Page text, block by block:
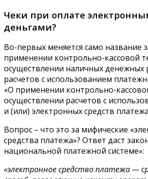
Чеки при оплате
деньгами?
Во-первых меняется само название
применении контрольно-кассовой
осуществлении наличных денежных
расчетов с использованием
«О применении контрольно-
осуществлении расчетов с
и (или) электронных средств
Вопрос – что это за мифические
средства платежа»? Ответ даст
национальной платежной системе»:
«электронное средство платежа —